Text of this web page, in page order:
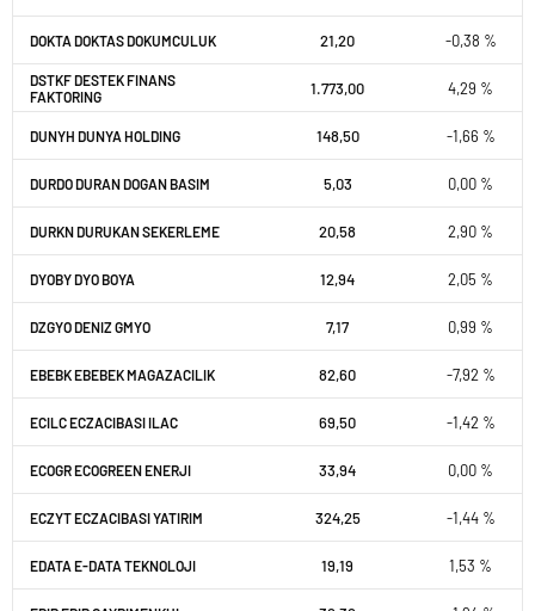
DOKTA DOKTAS DOKUMCULUK 21,20 -0,38 %
DSTKF DESTEK FINANS
FAKTORING
1.773,00 4,29 %
DUNYH DUNYA HOLDING 148,50 -1,66 %
DURDO DURAN DOGAN BASIM 5,03 0,00 %
DURKN DURUKAN SEKERLEME 20,58 2,90 %
DYOBY DYO BOYA 12,94 2,05 %
DZGYO DENIZ GMYO 7,17 0,99 %
EBEBK EBEBEK MAGAZACILIK 82,60 -7,92 %
ECILC ECZACIBASI ILAC 69,50 -1,42 %
ECOGR ECOGREEN ENERJI 33,94 0,00 %
ECZYT ECZACIBASI YATIRIM 324,25 -1,44 %
EDATA E-DATA TEKNOLOJI 19,19 1,53 %